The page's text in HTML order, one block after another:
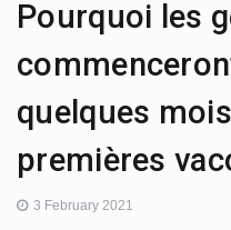
Pourquoi les
quelques
premières
3 February 2021